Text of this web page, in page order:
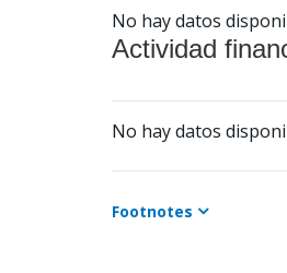
No hay datos
Actividad
No hay datos
Footnotes